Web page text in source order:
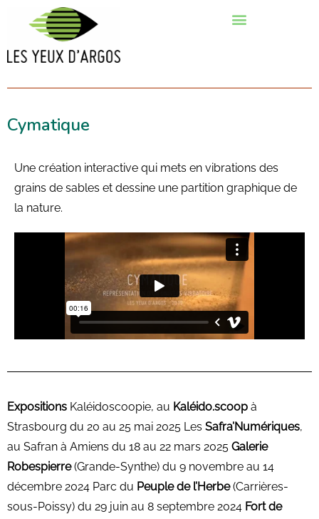
Cymatique
Une création interactive qui mets en vibrations des
grains de sables et dessine une partition graphique de
la nature.
Expositions Kaléidoscoopie, au Kaléido.scoop à
Strasbourg du 20 au 25 mai 2025 Les Safra’Numériques,
au Safran à Amiens du 18 au 22 mars 2025 Galerie
Robespierre(Grande-Synthe) du 9 novembre au 14
décembre 2024 Parc du Peuple de l’Herbe(Carrières-
sous-Poissy) du 29 juin au 8 septembre 2024 Fort de